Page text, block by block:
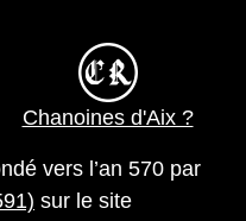
Chanoines d'Aix ?
vers l’an 570 par
sur le site